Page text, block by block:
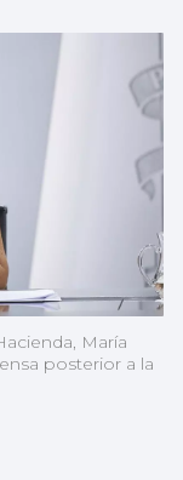
María
posterior a la